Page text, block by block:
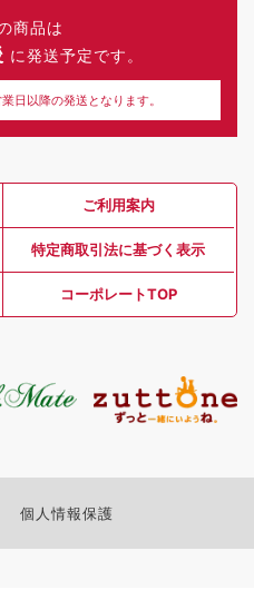
商品は
に発送予定です。
日以降の発送となります。
ご利用案内
特定商取引法に基づく表示
コーポレートTOP
個人情報保護